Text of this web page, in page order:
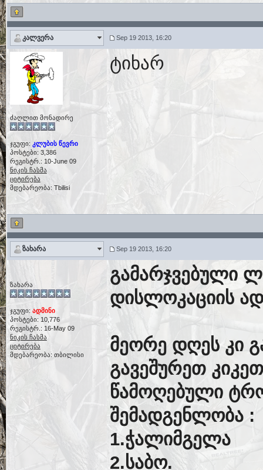
კალვერა Sep 19 2013, 16:20
ძაღლით მონადირე
ჯგუფი: კლუბის წევრი
პოსტები: 3,386
რეგისტრ.: 10-June 09
ნიკის ჩასმა
ციტირება
მდებარეობა: Tbilisi
ტიხარ
ზახარა Sep 19 2013, 16:20
ზახარა
ჯგუფი: ადმინი
პოსტები: 10,776
რეგისტრ.: 16-May 09
ნიკის ჩასმა
ციტირება
მდებარეობა: თბილისი
გამარჯვებული
დისლოკაციის
მეორე დღეს კი
გავეშურეთ
წამოღებული
შემადგენლობა :
1.ჭალიმგელა
2.საბო.